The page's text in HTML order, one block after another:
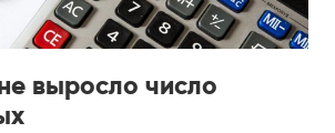
выросло число